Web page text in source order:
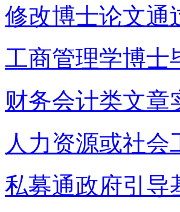
修改博士论文通
工商管理学博士
财务会计类文章
人力资源或社
私募通政府引导